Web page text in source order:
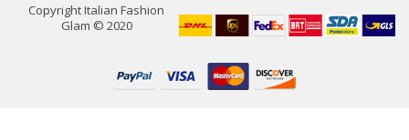
Copyright Italian Fashion
Glam © 2020